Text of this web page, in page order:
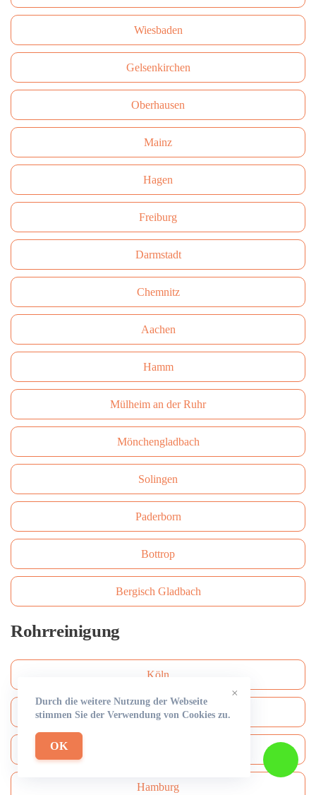
Wiesbaden
Gelsenkirchen
Oberhausen
Mainz
Hagen
Freiburg
Darmstadt
Сhemnitz
Aachen
Hamm
Mülheim an der Ruhr
Mönchengladbach
Solingen
Paderborn
Bottrop
Bergisch Gladbach
Rohrreinigung
Köln
Düsseldorf
Hamburg
×
Durch die weitere Nutzung der Webseite
stimmen Sie der Verwendung von Cookies zu.
OK